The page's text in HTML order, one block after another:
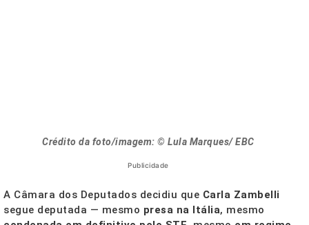
Crédito da foto/imagem: © Lula Marques/ EBC
Publicidade
A Câmara dos Deputados decidiu que Carla Zambelli
segue deputada — mesmo presa na Itália, mesmo